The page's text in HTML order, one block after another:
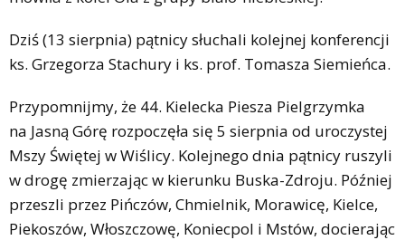
Dziś (13 sierpnia) pątnicy słuchali kolejnej konferencji
ks. Grzegorza Stachury i ks. prof. Tomasza Siemieńca.
Przypomnijmy, że 44. Kielecka Piesza Pielgrzymka
na Jasną Górę rozpoczęła się 5 sierpnia od uroczystej
Mszy Świętej w Wiślicy. Kolejnego dnia pątnicy ruszyli
w drogę zmierzając w kierunku Buska-Zdroju. Później
przeszli przez Pińczów, Chmielnik, Morawicę, Kielce,
Piekoszów, Włoszczowę, Koniecpol i Mstów, docierając